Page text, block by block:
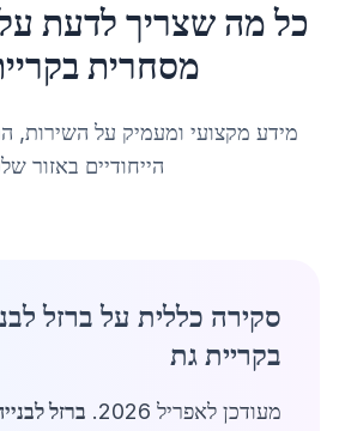
כל מה שצריך לדעת
מסחרית ב
מידע מקצועי ומעמיק על השירות,
הייחודיים באזור
סקירה כללית על ברזל
בקריית גת
מעודכן לאפריל 2026.
ברזל